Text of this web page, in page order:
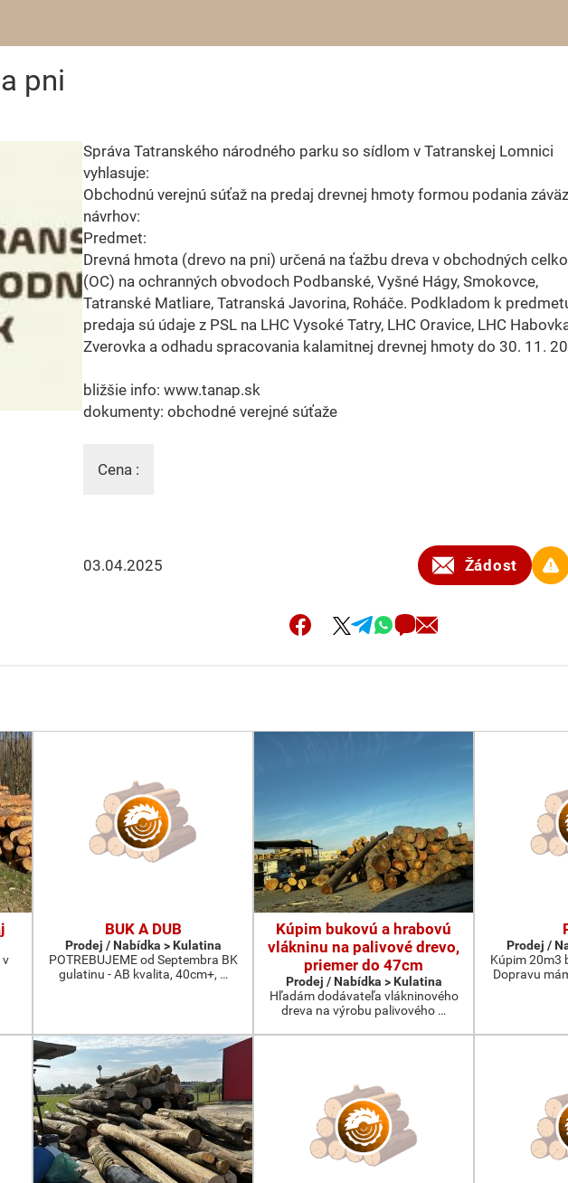
pni
Správa Tatranského národného parku so sídlom v Tatranskej Lomnici
vyhlasuje:
Obchodnú verejnú súťaž na predaj drevnej hmoty formou podania
návrhov:
Predmet:
Drevná hmota (drevo na pni) určená na ťažbu dreva v obchodných
(OC) na ochranných obvodoch Podbanské, Vyšné Hágy, Smokovce,
Tatranské Matliare, Tatranská Javorina, Roháče. Podkladom k
predaja sú údaje z PSL na LHC Vysoké Tatry, LHC Oravice, LHC
Zverovka a odhadu spracovania kalamitnej drevnej hmoty do 30. 11.
bližšie info: www.tanap.sk
dokumenty: obchodné verejné súťaže
Cena :
03.04.2025 Žádost
v
BUK A DUB
Prodej / Nabídka > Kulatina
POTREBUJEME od Septembra BK
gulatinu - AB kvalita, 40cm+, …
Kúpim bukovú a hrabovú
vlákninu na palivové drevo,
priemer do 47cm
Prodej / Nabídka > Kulatina
Hľadám dodávateľa vlákninového
dreva na výrobu palivového …
Prodej /
Kúpim 20m3
Dopravu